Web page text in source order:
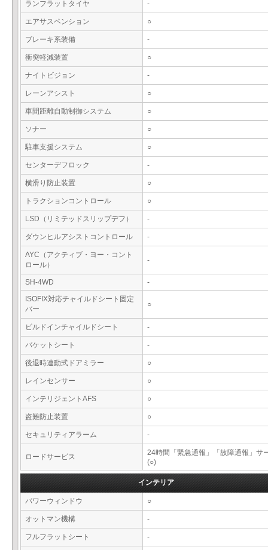
ランフラットタイヤ -
エアサスペンション ○
ブレーキ系装備 -
衝突軽減装置 ○
ナイトビジョン -
レーンアシスト ○
車間距離自動制御システム ○
ソナー ○
駐車支援システム ○
センターデフロック -
横滑り防止装置 ○
トラクションコントロール ○
LSD（リミテッドスリップデフ） -
ダウンヒルアシストコントロール -
AYC（アクティブ・ヨー・コント
ロール）
-
SH-4WD
-
ISOFIX対応チャイルドシート固定
バー
○
ビルドインチャイルドシート -
バケットシート -
後退時連動式ドアミラー ○
レインセンサー ○
インテリジェントAFS ○
盗難防止装置 ○
セキュリティアラーム -
ロードサービス
24時間「緊急通報」「故障通報」サ
(○)
インテリア
パワーウィンドウ ○
オットマン機構 -
フルフラットシート -